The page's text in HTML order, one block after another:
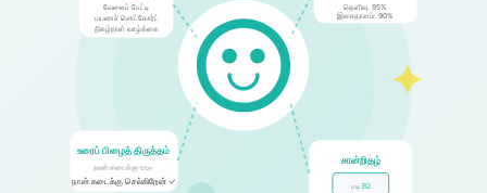
வேலைப் பேட்டி
பயணச் சொட்கோர்ட்
நிகழ்நாள் வாழ்க்கை
தெளிவு: 95%
இசைதாளம்: 90%
உரைப் பிழைத் திருத்தம்
நான் கடைக்கு جاتا.
நான் கடைக்கு செல்கிறேன் ✓
சான்றிதழ்
படி B2